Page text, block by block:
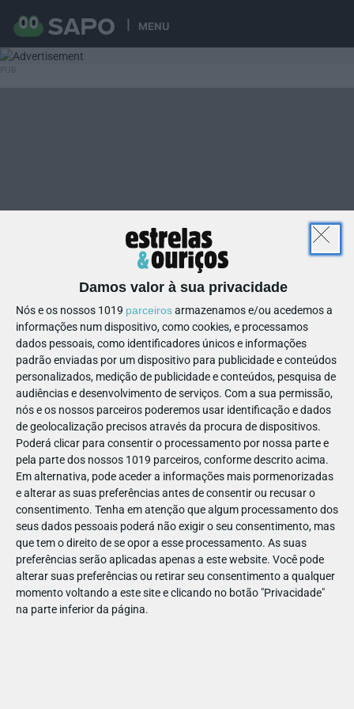
MENU
Damos valor à sua privacidade
Nós e os nossos 1019 parceirosarmazenamos e/ou acedemos a
informações num dispositivo, como cookies, e processamos
dados pessoais, como identificadores únicos e informações
padrão enviadas por um dispositivo para publicidade e conteúdos
personalizados, medição de publicidade e conteúdos, pesquisa de
audiências e desenvolvimento de serviços. Com a sua permissão,
nós e os nossos parceiros poderemos usar identificação e dados
de geolocalização precisos através da procura de dispositivos.
Poderá clicar para consentir o processamento por nossa parte e
pela parte dos nossos 1019 parceiros, conforme descrito acima.
Em alternativa, pode aceder a informações mais pormenorizadas
e alterar as suas preferências antes de consentir ou recusar o
consentimento. Tenha em atenção que algum processamento dos
seus dados pessoais poderá não exigir o seu consentimento, mas
que tem o direito de se opor a esse processamento. As suas
preferências serão aplicadas apenas a este website. Você pode
alterar suas preferências ou retirar seu consentimento a qualquer
momento voltando a este site e clicando no botão "Privacidade"
na parte inferior da página.
17
4377692078982